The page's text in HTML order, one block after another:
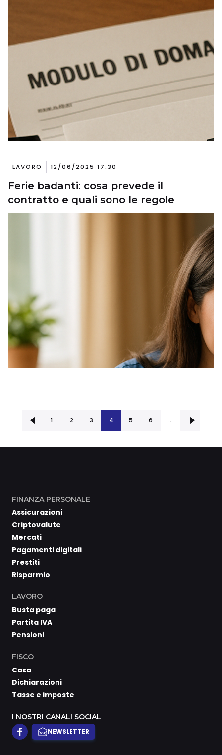
LAVORO 12/06/2025 17:30
Ferie badanti: cosa prevede il
contratto e quali sono le regole
1 2 3 4 5 6 …
Successiva ›
FINANZA PERSONALE
Assicurazioni
Criptovalute
Mercati
Pagamenti digitali
Prestiti
Risparmio
LAVORO
Busta paga
Partita IVA
Pensioni
FISCO
Casa
Dichiarazioni
Tasse e imposte
I NOSTRI CANALI SOCIAL
NEWSLETTER